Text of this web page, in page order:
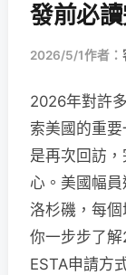
發前必
2026/5/1作者：
2026年對許
索美國的重
是再次回訪
心。美國幅
洛杉磯，每
你一步步了
ESTA申請方